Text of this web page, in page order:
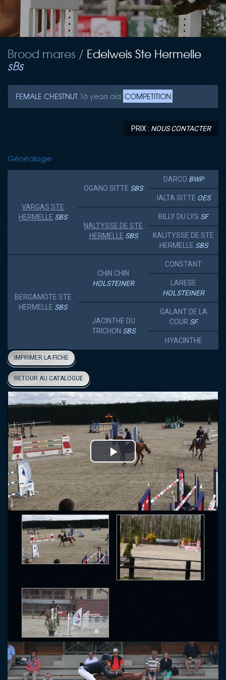
Brood mares / Edelweis Ste Hermelle
sBs
FEMALE CHESTNUT 16 years old COMPETITION
PRIX : NOUS CONTACTER
Généalogie
VARGAS STE
HERMELLE SBS
OGANO SITTE SBS
DARCO BWP
IALTA SITTE OES
NALTYSSE DE STE
HERMELLE SBS
BILLY DU LYS SF
KALITYSSE DE STE
HERMELLE SBS
BERGAMOTE STE
HERMELLE SBS
CHIN CHIN
HOLSTEINER
CONSTANT
LARESE
HOLSTEINER
JACINTHE DU
TRICHON SBS
GALANT DE LA
COUR SF
HYACINTHE
IMPRIMER LA FICHE
RETOUR AU CATALOGUE
Play
Video